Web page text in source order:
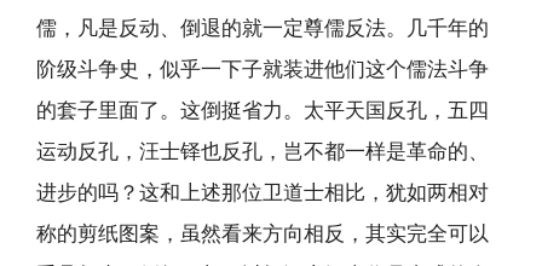
儒，凡是反动、倒退的就一定尊儒反法。几千年的
阶级斗争史，似乎一下子就装进他们这个儒法斗争
的套子里面了。这倒挺省力。太平天国反孔，五四
运动反孔，汪士铎也反孔，岂不都一样是革命的、
进步的吗？这和上述那位卫道士相比，犹如两相对
称的剪纸图案，虽然看来方向相反，其实完全可以